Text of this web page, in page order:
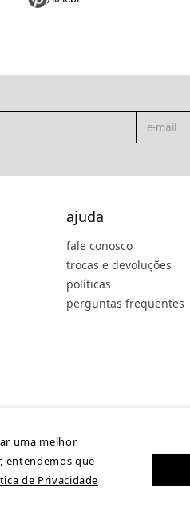
ajuda
fale conosco
trocas e devoluções
políticas
perguntas frequentes
de
by
uma melhor
entendemos que
de Privacidade